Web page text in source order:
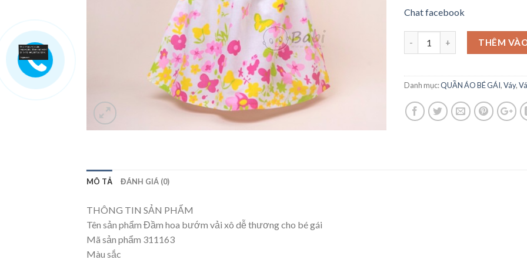
Chat facebook
THÊM
Danh mục:QUẦN ÁO BÉ GÁI,Váy,
MÔ TẢ ĐÁNH GIÁ (0)
THÔNG TIN SẢN PHẨM
Tên sản phẩm Đầm hoa bướm vải xô dễ thương cho bé gái
Mã sản phẩm 311163
Màu sắc